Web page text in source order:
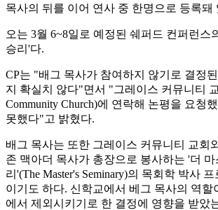
목사의 뒤를 이어 연사 중 한명으로 등록돼
오는 3월 6~8일로 예정된 쉐퍼드 컨퍼런스
승리'다.
CP는 "배그 목사가 참여하지 않기로 결정
지 확실치 않다"면서 "그레이스 커뮤니티
Community Church)에 연락해 논평을 요청
못했다"고 밝혔다.
배그 목사는 또한 그레이스 커뮤니티 교회
존 맥아더 목사가 총장으로 봉사하는 '더
리'(The Master's Seminary)의 목회학 박사
이기도 하다. 신학교에서 베그 목사의 역할
에서 제외시키기로 한 결정에 영향을 받았